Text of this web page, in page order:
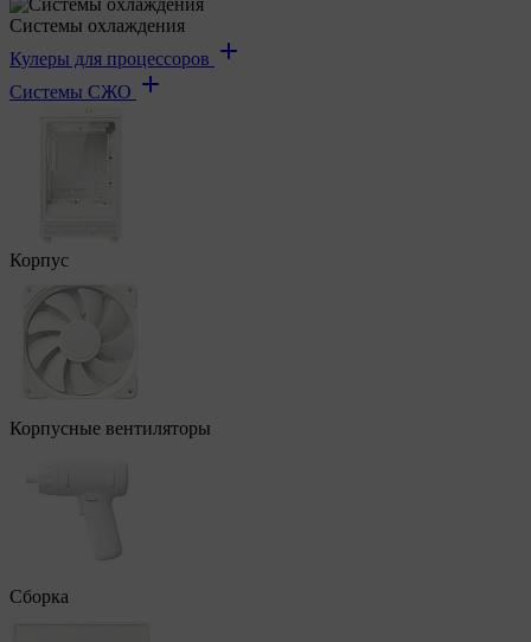
Системы охлаждения
Кулеры для процессоров
Системы СЖО
Корпус
Корпусные вентиляторы
Сборка